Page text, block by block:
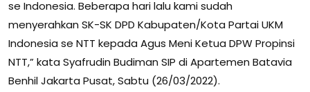
se Indonesia. Beberapa hari lalu kami sudah
menyerahkan SK-SK DPD Kabupaten/Kota Partai UKM
Indonesia se NTT kepada Agus Meni Ketua DPW Propinsi
NTT,” kata Syafrudin Budiman SIP di Apartemen Batavia
Benhil Jakarta Pusat, Sabtu (26/03/2022).